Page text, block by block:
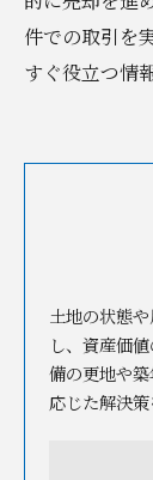
件での取引を
すぐ役立つ情
土地の状態
し、資産価
備の更地や
応じた解決策